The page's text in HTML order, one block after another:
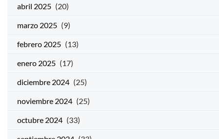
abril 2025 (20)
marzo 2025 (9)
febrero 2025 (13)
enero 2025 (17)
diciembre 2024 (25)
noviembre 2024 (25)
octubre 2024 (33)